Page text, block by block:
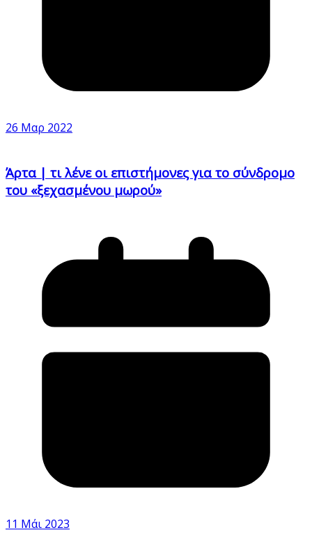
26 Μαρ 2022
Άρτα | τι λένε οι επιστήμονες για το σύνδρομο
του «ξεχασμένου μωρού»
11 Μάι 2023